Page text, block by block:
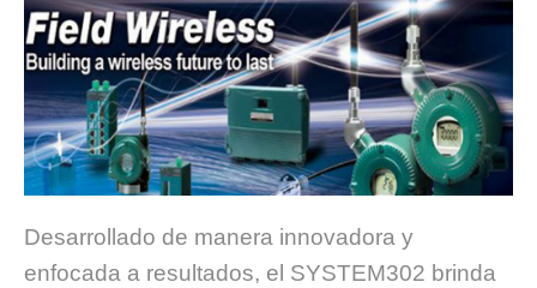
Desarrollado de manera innovadora y
enfocada a resultados, el SYSTEM302 brinda